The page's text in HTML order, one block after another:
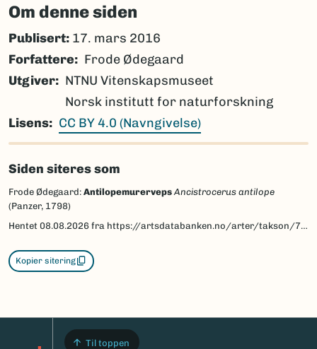
Om denne siden
Publisert: 17. mars 2016
Forfattere
Frode Ødegaard
Utgiver
NTNU Vitenskapsmuseet
Norsk institutt for naturforskning
Lisens
CC BY 4.0 (Navngivelse)
Siden siteres som
Frode Ødegaard: Antilopemurerveps Ancistrocerus antilope
(Panzer, 1798)
Hentet 08.08.2026 fra https://artsdatabanken.no/arter/takson/77492/beskrivelse
Kopier sitering
Til toppen